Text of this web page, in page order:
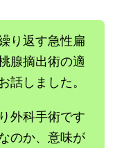
り返す急性扁
腺摘出術の適
話しました。
外科手術です
のか、意味が